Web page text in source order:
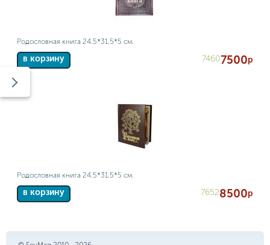
Родословная книга 24.5*31.5*5 см.
в корзину 74607500р
Родословная книга 24.5*31.5*5 см.
в корзину 76528500р